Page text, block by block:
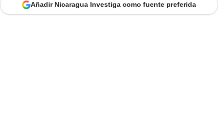
Añadir Nicaragua Investiga como fuente preferida